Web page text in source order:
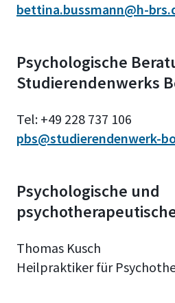
bettina.bussmann@h-
Psychologische
Studierendenwerks
Tel: +49 228 737 106
pbs@studierendenwerk-
Psychologische und
Thomas Kusch
Heilpraktiker für